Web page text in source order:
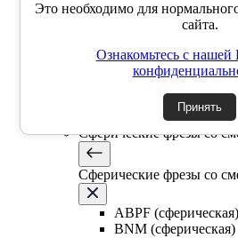
Фрезы High feed
Фрезы High feed
Торцевые
Концевые фрезы
Сферические фрезы со
Сферические фрезы со
ABPF (сферическая)
BNM (сферическая)
Это необходимо для
сайта.
Ознакомьтесь с нашей
Принять